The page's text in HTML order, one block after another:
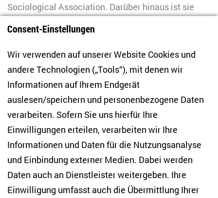
Sociological Association. Darüber hinaus ist sie
akademischen Peer-Review-Zeitschrift
Modernaund des analytischen Informationsjournals
East. Von September 2023 bis August 2024
arbeitete sie am ZOiS an einem Forschungsprojekt
über die Alltagserfahrungen von zur Flucht
gezwungenen ukrainischen Migrant*innen in der EU
und zur Infrastruktur auf der Flucht.
Forschungsinteressen
Zwangsvertreibung
Consent-Einstellungen
Wir verwenden auf unserer Website Cookies und
andere Technologien („Tools“), mit denen wir
Informationen auf Ihrem Endgerät
auslesen/speichern und personenbezogene Daten
verarbeiten. Sofern Sie uns hierfür Ihre
Einwilligungen erteilen, verarbeiten wir Ihre
Informationen und Daten für die Nutzungsanalyse
und Einbindung externer Medien. Dabei werden
Daten auch an Dienstleister weitergeben. Ihre
Einwilligung umfasst auch die Übermittlung Ihrer